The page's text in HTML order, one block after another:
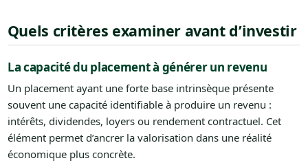
Quels critères examiner avant d’investir
La capacité du placement à générer un revenu
Un placement ayant une forte base intrinsèque présente
souvent une capacité identifiable à produire un revenu :
intérêts, dividendes, loyers ou rendement contractuel. Cet
élément permet d’ancrer la valorisation dans une réalité
économique plus concrète.